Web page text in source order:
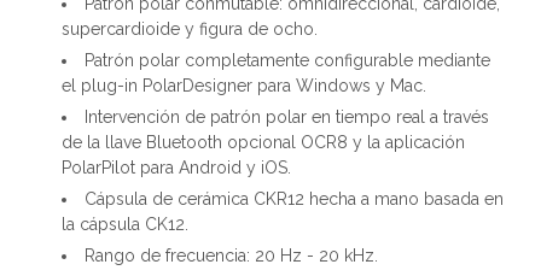
supercardioide y figura de ocho.
Patrón polar completamente configurable mediante
el plug-in PolarDesigner para Windows y Mac.
Intervención de patrón polar en tiempo real a través
de la llave Bluetooth opcional OCR8 y la aplicación
PolarPilot para Android y iOS.
Cápsula de cerámica CKR12 hecha a mano basada en
la cápsula CK12.
Rango de frecuencia: 20 Hz - 20 kHz.